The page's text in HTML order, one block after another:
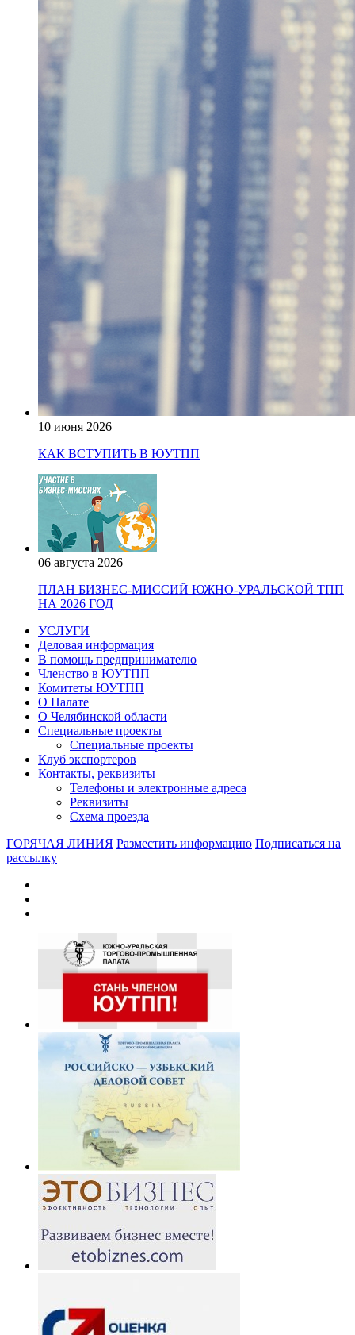
10 июня 2026
КАК ВСТУПИТЬ В ЮУТПП
06 августа 2026
ПЛАН БИЗНЕС-МИССИЙ ЮЖНО-УРАЛЬСКОЙ ТПП
НА 2026 ГОД
УСЛУГИ
Деловая информация
В помощь предпринимателю
Членство в ЮУТПП
Комитеты ЮУТПП
О Палате
О Челябинской области
Специальные проекты
Специальные проекты
Клуб экспортеров
Контакты, реквизиты
Телефоны и электронные адреса
Реквизиты
Схема проезда
ГОРЯЧАЯ ЛИНИЯ Разместить информацию Подписаться на
рассылку